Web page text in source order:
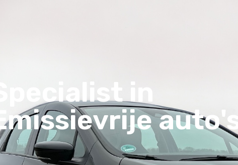
Specialist in
Emissievrije auto's!